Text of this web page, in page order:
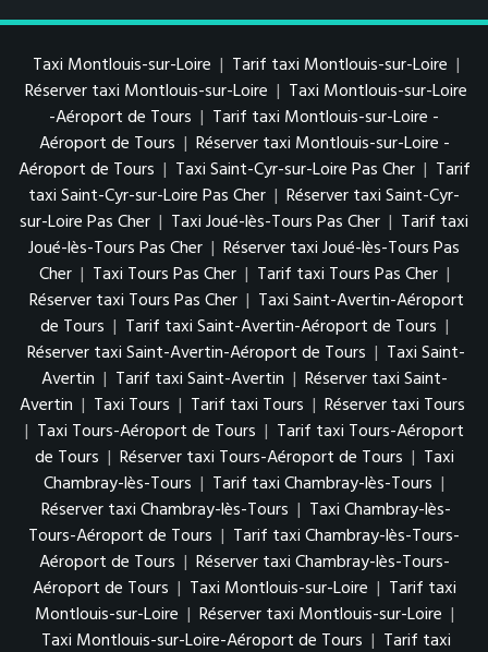
Taxi Montlouis-sur-Loire | Tarif taxi Montlouis-sur-Loire |
Réserver taxi Montlouis-sur-Loire | Taxi Montlouis-sur-Loire
-Aéroport de Tours | Tarif taxi Montlouis-sur-Loire -
Aéroport de Tours | Réserver taxi Montlouis-sur-Loire -
Aéroport de Tours | Taxi Saint-Cyr-sur-Loire Pas Cher | Tarif
taxi Saint-Cyr-sur-Loire Pas Cher | Réserver taxi Saint-Cyr-
sur-Loire Pas Cher | Taxi Joué-lès-Tours Pas Cher | Tarif taxi
Joué-lès-Tours Pas Cher | Réserver taxi Joué-lès-Tours Pas
Cher | Taxi Tours Pas Cher | Tarif taxi Tours Pas Cher |
Réserver taxi Tours Pas Cher | Taxi Saint-Avertin-Aéroport
de Tours | Tarif taxi Saint-Avertin-Aéroport de Tours |
Réserver taxi Saint-Avertin-Aéroport de Tours | Taxi Saint-
Avertin | Tarif taxi Saint-Avertin | Réserver taxi Saint-
Avertin | Taxi Tours | Tarif taxi Tours | Réserver taxi Tours
| Taxi Tours-Aéroport de Tours | Tarif taxi Tours-Aéroport
de Tours | Réserver taxi Tours-Aéroport de Tours | Taxi
Chambray-lès-Tours | Tarif taxi Chambray-lès-Tours |
Réserver taxi Chambray-lès-Tours | Taxi Chambray-lès-
Tours-Aéroport de Tours | Tarif taxi Chambray-lès-Tours-
Aéroport de Tours | Réserver taxi Chambray-lès-Tours-
Aéroport de Tours | Taxi Montlouis-sur-Loire | Tarif taxi
Montlouis-sur-Loire | Réserver taxi Montlouis-sur-Loire |
Taxi Montlouis-sur-Loire-Aéroport de Tours | Tarif taxi